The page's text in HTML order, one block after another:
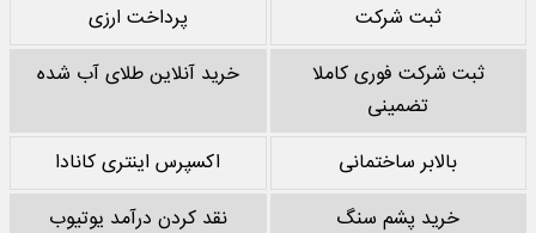
ثبت شرکت
پرداخت ارزی
ثبت شرکت فوری کاملا
تضمینی
خرید آنلاین طلای آب شده
بالابر ساختمانی
اکسپرس اینتری کانادا
خرید پشم سنگ
نقد کردن درآمد یوتیوب